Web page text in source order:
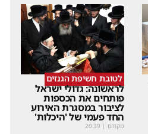
לטובת חשיפת הגנזים
לראשונה: גדולי ישראל
פותחים את הכספות
לציבור במסגרת האירוע
החד פעמי של 'היכלות'
מקודם |
20:39